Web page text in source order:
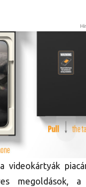
videokártyák
megoldások,